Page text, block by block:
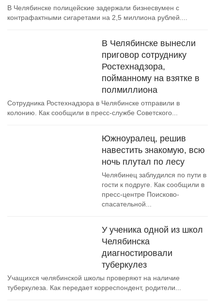
В Челябинске полицейские задержали бизнесвумен с
контрафактными сигаретами на 2,5 миллиона рублей....
В Челябинске вынесли
приговор сотруднику
Ростехнадзора,
пойманному на взятке в
полмиллиона
Сотрудника Ростехнадзора в Челябинске отправили в
колонию. Как сообщили в пресс-службе Советского...
Южноуралец, решив
навестить знакомую, всю
ночь плутал по лесу
Челябинец заблудился по пути в
гости к подруге. Как сообщили в
пресс-центре Поисково-
спасательной...
У ученика одной из школ
Челябинска
диагностировали
туберкулез
Учащихся челябинской школы проверяют на наличие
туберкулеза. Как передает корреспондент, родители...